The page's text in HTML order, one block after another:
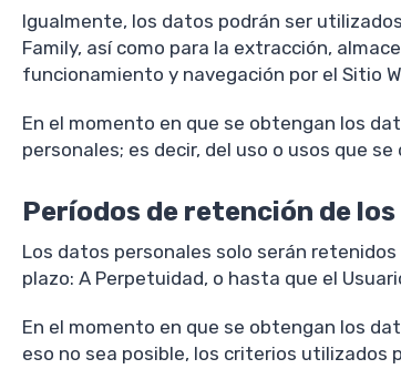
Igualmente, los datos podrán ser
Family, así como para la extracción,
funcionamiento y navegación por el Sitio
En el momento en que se obtengan los
personales; es decir, del uso o usos que
Períodos de retención de
Los datos personales solo serán
plazo: A Perpetuidad, o hasta que el
En el momento en que se obtengan los
eso no sea posible, los criterios utilizados